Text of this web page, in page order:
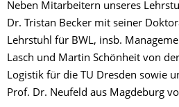
Neben Mitarbeitern unseres
Dr. Tristan Becker mit seiner
Lehrstuhl für BWL, insb.
Lasch und Martin Schönheit von
Logistik für die TU Dresden sowie
Prof. Dr. Neufeld aus Magdeburg